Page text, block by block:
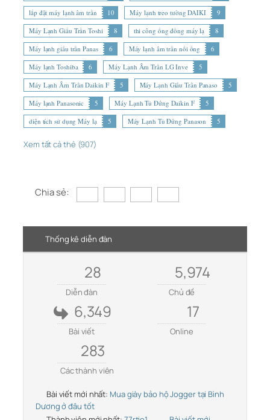
lắp đặt máy lạnh âm trần
10 Máy lạnh treo tường DAIKI
9
Máy Lạnh Giấu Trần Toshi
8 thi công ống đồng máy lạ
8
Máy lạnh giấu trần Panas
6 Máy lạnh âm trần nối ống
6
Máy lạnh Toshiba
6 Máy Lạnh Âm Trần LG Inve
5
Máy Lạnh Âm Trần Daikin F
5 Máy Lạnh Giấu Trần Panaso
5
Máy lạnh Panasonic
5 Máy Lạnh Tủ Đứng Daikin F
5
diện tích sử dụng Máy lạ
5 Máy Lạnh Tủ Đứng Panason 5
Xem tất cả thẻ (907)
Chia sẻ:
Thống kê diễn đàn
28
Diễn đàn
5,974
Chủ đề
6,349
Bài viết
17
Online
283
Các thành viên
Bài viết mới nhất: Mua giày bảo hộ Jogger tại Bình
Dương ở đâu tốt